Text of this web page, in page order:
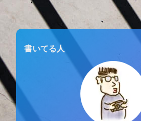
書いてる人